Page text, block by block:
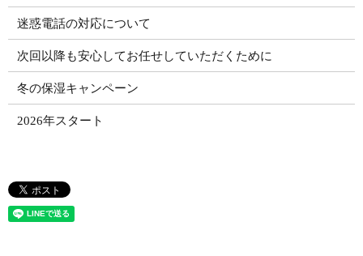
迷惑電話の対応について
次回以降も安心してお任せしていただくために
冬の保湿キャンペーン
2026年スタート